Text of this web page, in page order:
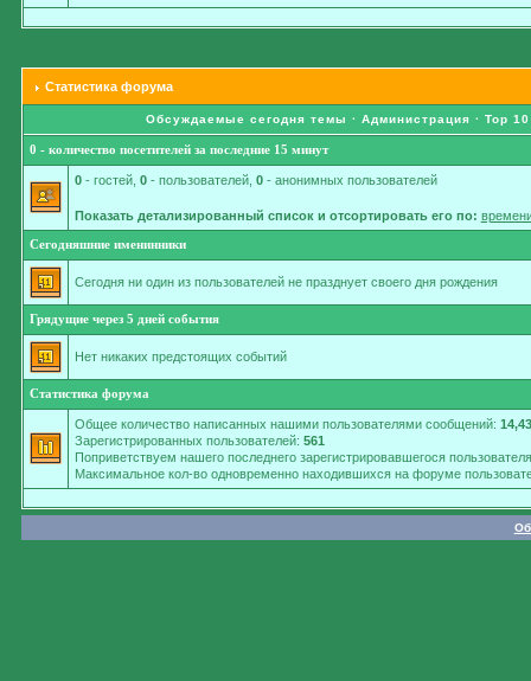
Статистика форума
Обсуждаемые сегодня темы · Администрация · Top
0 - количество посетителей за последние 15 минут
0- гостей, 0- пользователей, 0- анонимных пользователей
Показать детализированный список и отсортировать его по:
Сегодняшние именинники
Сегодня ни один из пользователей не празднует своего дня рождения
Грядущие через 5 дней события
Нет никаких предстоящих событий
Статистика форума
Общее количество написанных нашими пользователями сообщений:
Зарегистрированных пользователей: 561
Поприветствуем нашего последнего зарегистрировавшегося
Максимальное кол-во одновременно находившихся на форуме